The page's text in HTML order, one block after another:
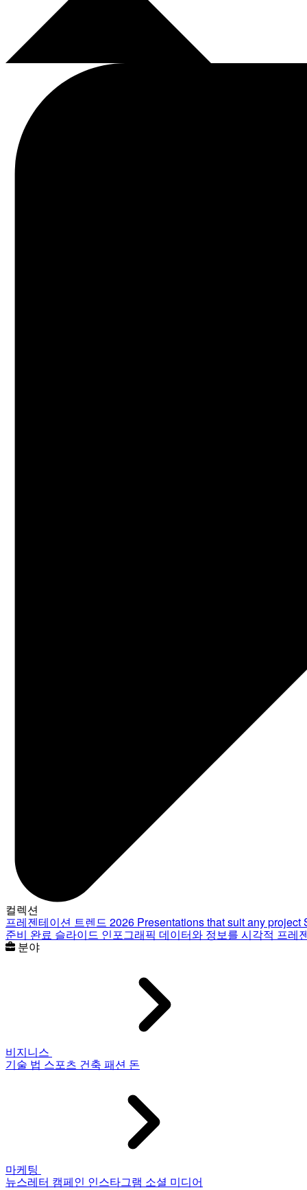
컬렉션
프레젠테이션 트렌드 2026 Presentations that suit any project
준비 완료 슬라이드 인포그래픽 데이터와 정보를 시각적 프레
분야
비지니스
기술 법 스포츠 건축 패션 돈
마케팅
뉴스레터 캠페인 인스타그램 소셜 미디어